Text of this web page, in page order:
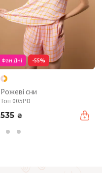
Фан Дні -55%
Рожеві сни
Топ 005PD
535 ₴